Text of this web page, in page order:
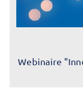
Webinaire